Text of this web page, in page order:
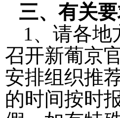
三、有关
1、请各地
召开新葡京
安排组织推
的时间按时